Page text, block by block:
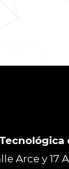
Arce y 17